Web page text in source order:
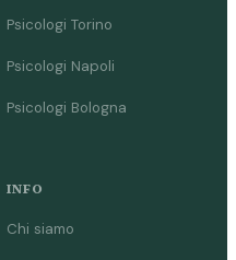
Psicologi Torino
Psicologi Napoli
Psicologi Bologna
INFO
Chi siamo